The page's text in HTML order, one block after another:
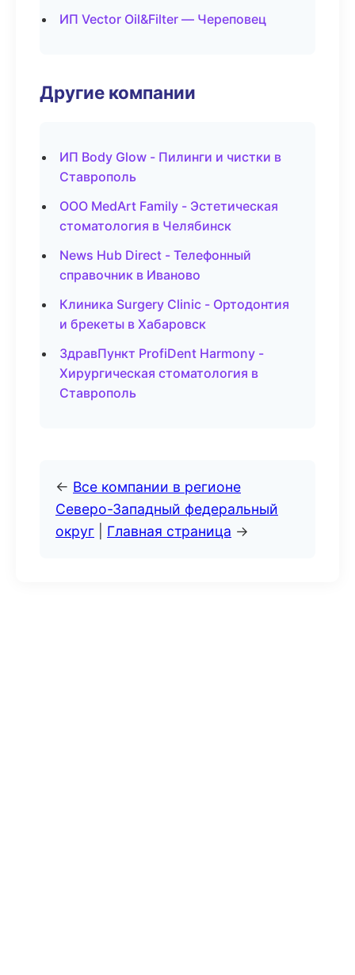
ИП Vector Oil&Filter — Череповец
Другие компании
ИП Body Glow - Пилинги и чистки в
Ставрополь
ООО MedArt Family - Эстетическая
стоматология в Челябинск
News Hub Direct - Телефонный
справочник в Иваново
Клиника Surgery Clinic - Ортодонтия
и брекеты в Хабаровск
ЗдравПункт ProfiDent Harmony -
Хирургическая стоматология в
Ставрополь
← Все компании в регионе
Северо-Западный федеральный
округ
Главная страница →